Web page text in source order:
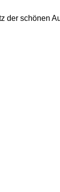
der schönen